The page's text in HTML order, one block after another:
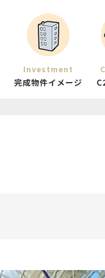
Investment
完成物件イメージ